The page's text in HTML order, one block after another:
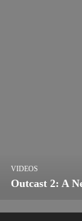
Outcast 2: A
VIDEOS